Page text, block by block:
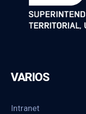
VARIOS
Intranet